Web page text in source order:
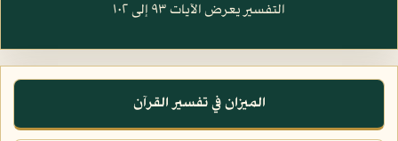
التفسير يعرض الآيات ٩٣ إلى ١٠٢
الميزان في تفسير القرآن